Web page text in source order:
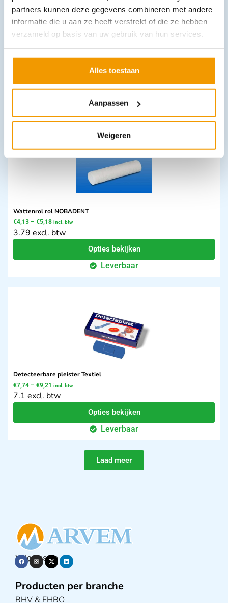
partners kunnen deze gegevens combineren met andere
informatie die u aan ze heeft verstrekt of die ze hebben
verzameld op basis van uw gebruik van hun services.
Alles toestaan
Aanpassen
Weigeren
Inhoud verbandkoffer BHV Industrie
€51,88 incl. btw
In winkelwagen
Leverbaar
Wattenrol rol NOBADENT
€4,13 – €5,18 incl. btw
3.79 excl. btw
Opties bekijken
Leverbaar
Detecteerbare pleister Textiel
€7,74 – €9,21 incl. btw
7.1 excl. btw
Opties bekijken
Leverbaar
Laad meer
Volg ons op
Producten per branche
BHV & EHBO